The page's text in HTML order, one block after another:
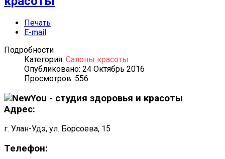
Печать
E-mail
Подробности
Категория: Салоны красоты
Опубликовано: 24 Октябрь 2016
Просмотров: 556
Адрес:
г. Улан-Удэ, ул. Борсоева, 15
Телефон: